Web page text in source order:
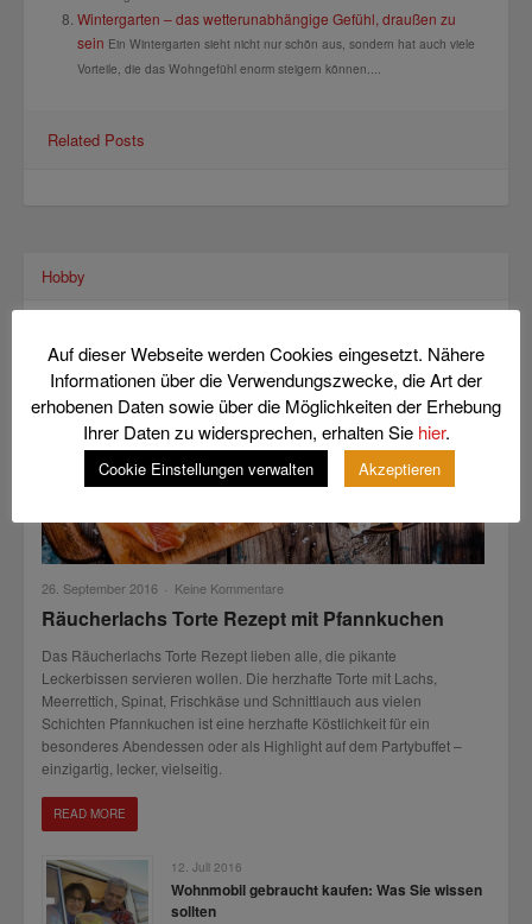
Wintergarten – das wetterunabhängige Gefühl, draußen zu
sein Ein Wintergarten sieht nicht nur schön aus, sondern hat auch viele
Vorteile, die das Wohngefühl enorm steigern können....
Related Posts
Hobby
26. September 2016 · Keine Kommentare
Räucherlachs Torte Rezept mit Pfannkuchen
Das Räucherlachs Torte Rezept lieben alle, die pikante
Leckerbissen servieren wollen. Die herzhafte Torte mit Lachs,
Meerrettich, Spinat, Frischkäse und Schnittlauch aus vielen
Schichten Pfannkuchen ist eine herzhafte Köstlichkeit für ein
besonderes Abendessen oder als Highlight auf dem Partybuffet –
einzigartig, lecker, vielseitig.
READ MORE
12. Juli 2016
Wohnmobil gebraucht kaufen: Was Sie wissen
sollten
Auf dieser Webseite werden Cookies eingesetzt. Nähere
Informationen über die Verwendungszwecke, die Art der
erhobenen Daten sowie über die Möglichkeiten der Erhebung
Ihrer Daten zu widersprechen, erhalten Sie hier.
Cookie Einstellungen verwalten Akzeptieren